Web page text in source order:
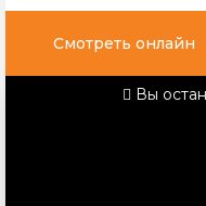
Смотреть онлайн
Вы